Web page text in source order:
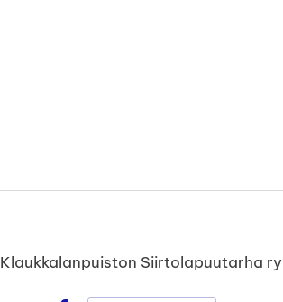
Klaukkalanpuiston Siirtolapuutarha ry